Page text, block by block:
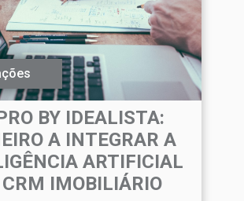
BY IDEALISTA:
A INTEGRAR A
ARTIFICIAL
CRM IMOBILIÁRIO